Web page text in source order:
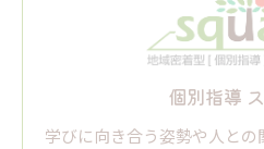
個別指導
学びに向き合う姿勢や人と